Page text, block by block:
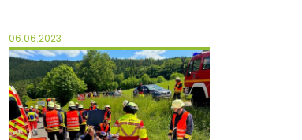
06.06.2023